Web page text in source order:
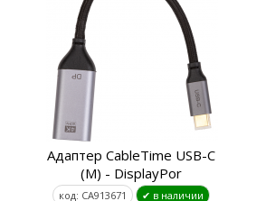
Адаптер CableTime USB-C
(M) - DisplayPor
код: CA913671 ✔ в наличии